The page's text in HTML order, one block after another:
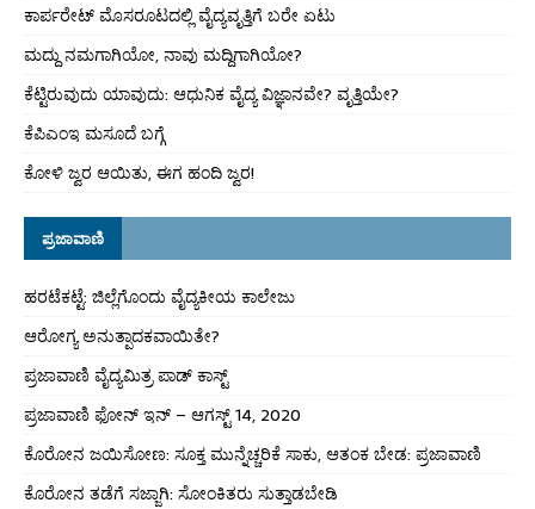
ಕಾರ್ಪರೇಟ್ ಮೊಸರೂಟದಲ್ಲಿ ವೈದ್ಯವೃತ್ತಿಗೆ ಬರೇ ಏಟು
ಮದ್ದು ನಮಗಾಗಿಯೋ, ನಾವು ಮದ್ದಿಗಾಗಿಯೋ?
ಕೆಟ್ಟಿರುವುದು ಯಾವುದು: ಆಧುನಿಕ ವೈದ್ಯ ವಿಜ್ಞಾನವೇ? ವೃತ್ತಿಯೇ?
ಕೆಪಿಎಂಇ ಮಸೂದೆ ಬಗ್ಗೆ
ಕೋಳಿ ಜ್ವರ ಆಯಿತು, ಈಗ ಹಂದಿ ಜ್ವರ!
ಪ್ರಜಾವಾಣಿ
ಹರಟೆಕಟ್ಟೆ: ಜಿಲ್ಲೆಗೊಂದು ವೈದ್ಯಕೀಯ ಕಾಲೇಜು
ಆರೋಗ್ಯ ಅನುತ್ಪಾದಕವಾಯಿತೇ?
ಪ್ರಜಾವಾಣಿ ವೈದ್ಯಮಿತ್ರ ಪಾಡ್ ಕಾಸ್ಟ್
ಪ್ರಜಾವಾಣಿ ಫೋನ್ ಇನ್ – ಆಗಸ್ಟ್ 14, 2020
ಕೊರೋನ ಜಯಿಸೋಣ: ಸೂಕ್ತ ಮುನ್ನೆಚ್ಚರಿಕೆ ಸಾಕು, ಆತಂಕ ಬೇಡ: ಪ್ರಜಾವಾಣಿ
ಕೊರೋನ ತಡೆಗೆ ಸಜ್ಜಾಗಿ: ಸೋಂಕಿತರು ಸುತ್ತಾಡಬೇಡಿ